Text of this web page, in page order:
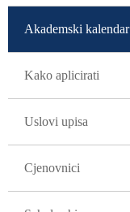
Akademski kalendar
Kako aplicirati
Uslovi upisa
Cjenovnici